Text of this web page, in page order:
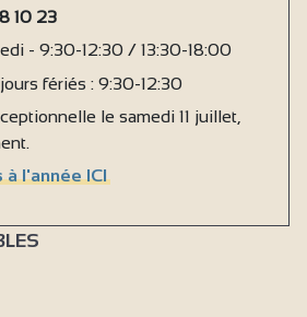
10 23
- 9:30-12:30 / 13:30-18:00
fériés : 9:30-12:30
le samedi 11 juillet,
à l'année ICI